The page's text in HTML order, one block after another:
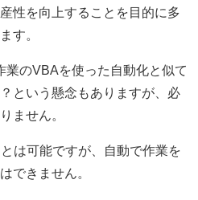
性を向上することを目的に多
す。
業のVBAを使った自動化と似て
という懸念もありますが、必
ません。
は可能ですが、自動で作業を
できません。